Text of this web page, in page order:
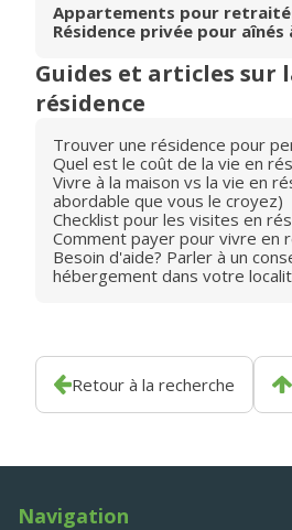
Appartements pour
Résidence privée pour
Guides et articles sur
résidence
Trouver une résidence pour
Quel est le coût de la vie en
Vivre à la maison vs la vie en
abordable que vous le croyez)
Checklist pour les visites en
Comment payer pour vivre en
Besoin d'aide? Parler à un
hébergement dans votre
Retour à la recherche
Navigation